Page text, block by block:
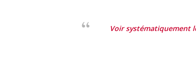
Voir systématiquement